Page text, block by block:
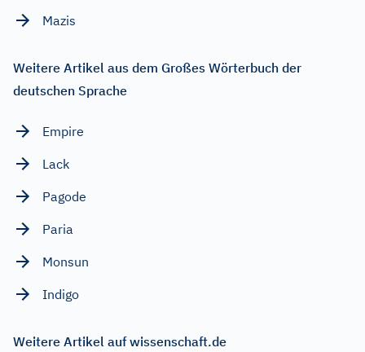
Mazis
Weitere Artikel aus dem Großes Wörterbuch der
deutschen Sprache
Empire
Lack
Pagode
Paria
Monsun
Indigo
Weitere Artikel auf wissenschaft.de